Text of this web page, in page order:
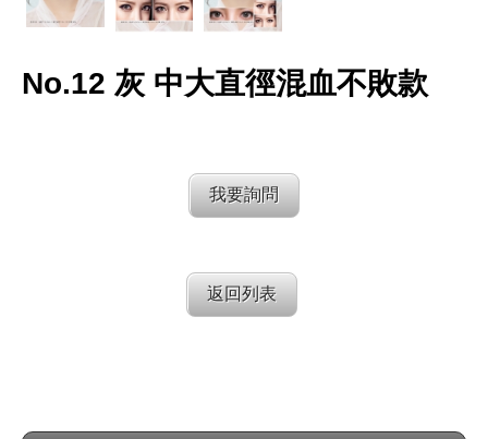
No.12 灰 中大直徑混血不敗款
我要詢問
返回列表